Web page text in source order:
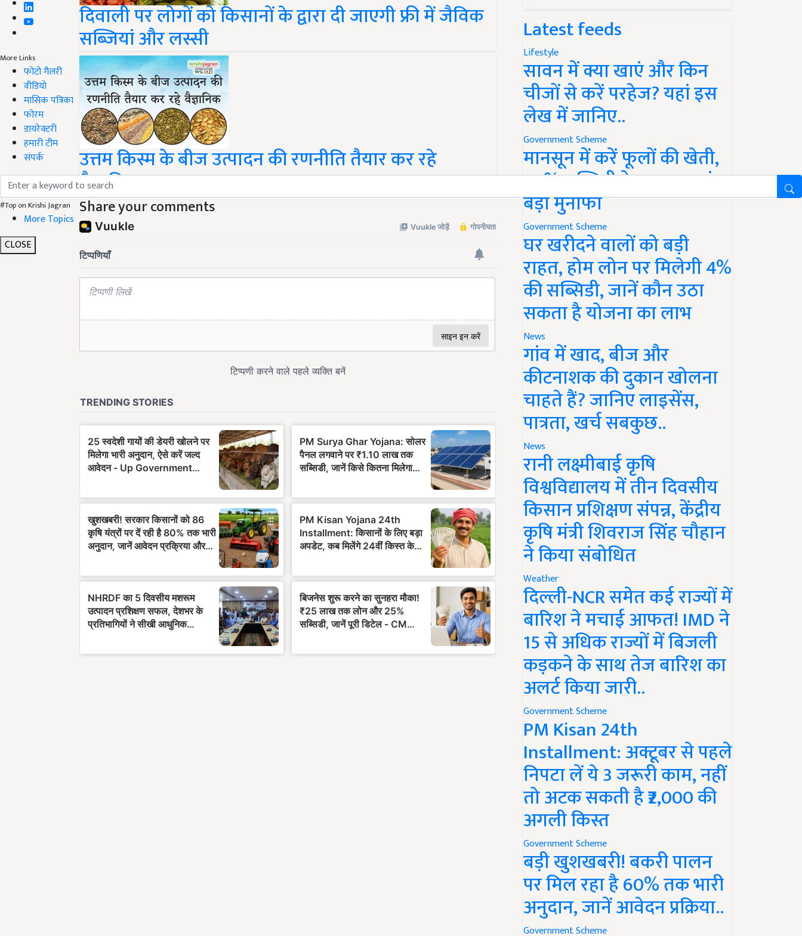
More Links
फोटो गैलरी
वीडियो
मासिक पत्रिका
फोरम
डायरेक्टरी
हमारी टीम
संपर्क
#Top on Krishi Jagran
More Topics
CLOSE
दिवाली पर लोगों को किसानों के द्वारा दी जाएगी फ्री में जैविक
सब्ज़ियां और लस्सी
उत्तम किस्म के बीज उत्पादन की रणनीति तैयार कर रहे
वैज्ञानिक
Share your comments
Latest feeds
Lifestyle
सावन में क्या खाएं और किन
चीजों से करें परहेज? यहां इस
लेख में जानिए..
Government Scheme
मानसून में करें फूलों की खेती,
50% सब्सिडी के साथ कमाएं
बड़ा मुनाफा
Government Scheme
घर खरीदने वालों को बड़ी
राहत, होम लोन पर मिलेगी 4%
की सब्सिडी, जानें कौन उठा
सकता है योजना का लाभ
News
गांव में खाद, बीज और
कीटनाशक की दुकान खोलना
चाहते हैं? जानिए लाइसेंस,
पात्रता, खर्च सबकुछ..
News
रानी लक्ष्मीबाई कृषि
विश्वविद्यालय में तीन दिवसीय
किसान प्रशिक्षण संपन्न, केंद्रीय
कृषि मंत्री शिवराज सिंह चौहान
ने किया संबोधित
Weather
दिल्ली-NCR समेत कई राज्यों में
बारिश ने मचाई आफत! IMD ने
15 से अधिक राज्यों में बिजली
कड़कने के साथ तेज बारिश का
अलर्ट किया जारी..
Government Scheme
PM Kisan 24th
Installment: अक्टूबर से पहले
निपटा लें ये 3 जरूरी काम, नहीं
तो अटक सकती है ₹2,000 की
अगली किस्त
Government Scheme
बड़ी खुशखबरी! बकरी पालन
पर मिल रहा है 60% तक भारी
अनुदान, जानें आवेदन प्रक्रिया..
Government Scheme